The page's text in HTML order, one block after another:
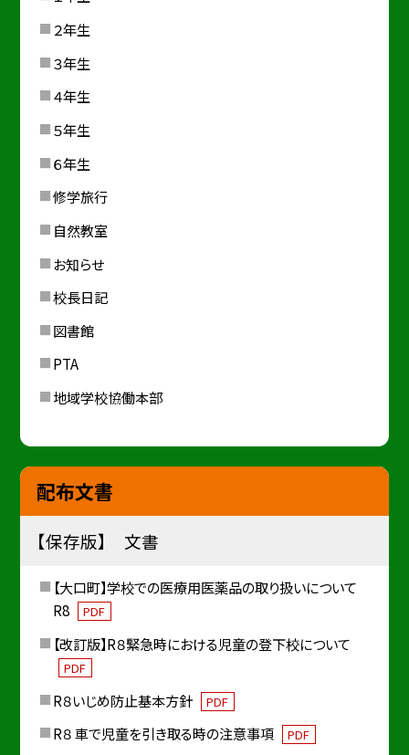
２年生
３年生
４年生
５年生
６年生
修学旅行
自然教室
お知らせ
校長日記
図書館
PTA
地域学校協働本部
配布文書
【保存版】 文書
【大口町】学校での医療用医薬品の取り扱いについて
R8
PDF
【改訂版】R８緊急時における児童の登下校について
PDF
R８いじめ防止基本方針 PDF
R８ 車で児童を引き取る時の注意事項 PDF